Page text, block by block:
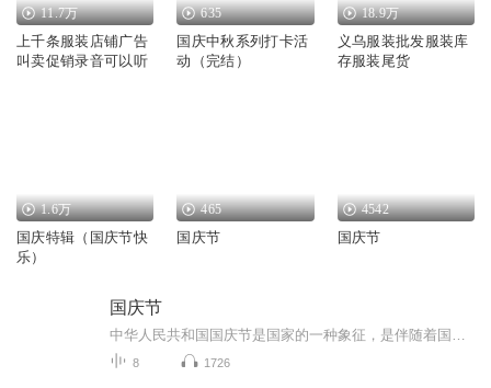
11.7万
上千条服装店铺广告
叫卖促销录音可以听
635
国庆中秋系列打卡活
动（完结）
18.9万
义乌服装批发服装库
存服装尾货
1.6万
国庆特辑（国庆节快
乐）
465
国庆节
4542
国庆节
国庆节
8 1726